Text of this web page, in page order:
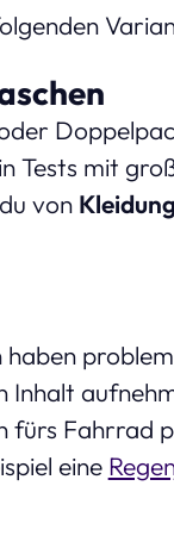
Tests mit
von Kleidung
haben
Inhalt
fürs Fahrrad
eine